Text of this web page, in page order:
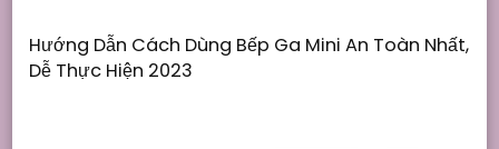
Hướng Dẫn Cách Dùng Bếp Ga Mini An Toàn Nhất,
Dễ Thực Hiện 2023